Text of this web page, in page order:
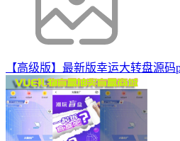
【高级版】最新版幸运大转盘源